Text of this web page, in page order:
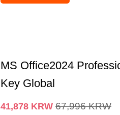
MS Office2024
Key Global
41,878 KRW 67,996 KRW